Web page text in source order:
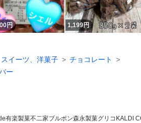
円 1,199円
スイーツ、洋菓子
チョコレート
ー
有楽製菓不二家ブルボン森永製菓グリコ KALDI